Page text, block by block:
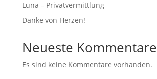
Luna – Privatvermittlung
Danke von Herzen!
Neueste Kommentare
Es sind keine Kommentare vorhanden.